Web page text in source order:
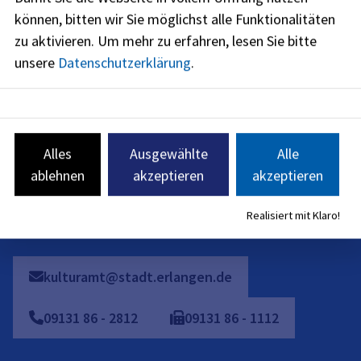
Montag:
09:00-15:00Uhr
Dienstag:
09:00-13:00Uhr
Donnerstag:
09:00-13:00Uhr
09:00-13:00 Uhr
Sie können zusätzlich individuelle Termine vereinbaren.
kulturamt@stadt.erlangen.de
09131 86 - 2812 09131 86 - 1112
können, bitten wir Sie möglichst alle Funktionalitäten
zu aktivieren. Um mehr zu erfahren, lesen Sie bitte
unsere Datenschutzerklärung.
Alles
ablehnen
Ausgewählte
akzeptieren
Alle
akzeptieren
Realisiert mit Klaro!